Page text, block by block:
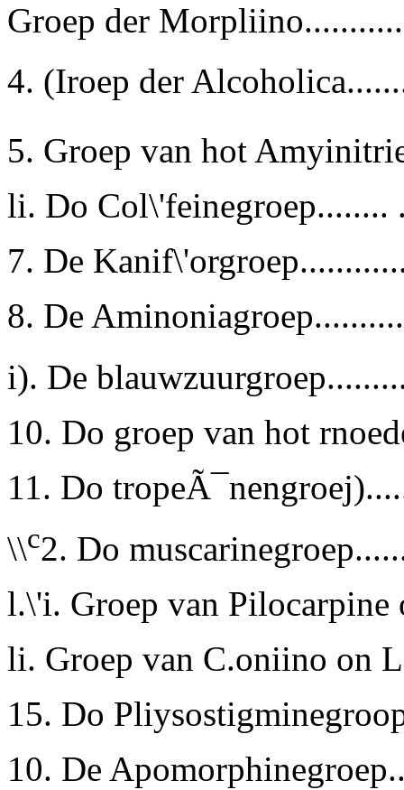
Groep der
4. (Iroep der
5. Groep van hot
li. Do Col\'feinegroep........
7. De
8. De
i). De
10. Do groep van hot
11. Do
\\c2. Do
l.\'i. Groep van
li. Groep van C.oniino on
15. Do
10. De